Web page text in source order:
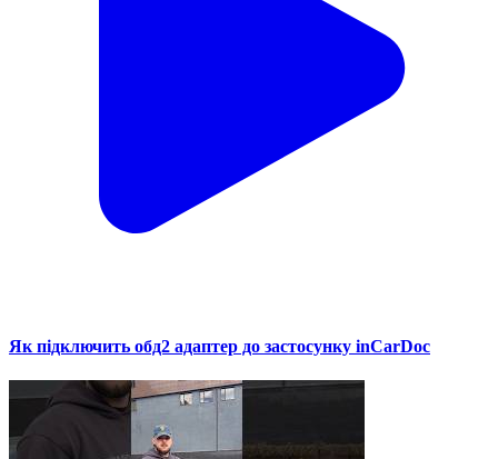
Як підключить обд2 адаптер до застосунку inCarDoc